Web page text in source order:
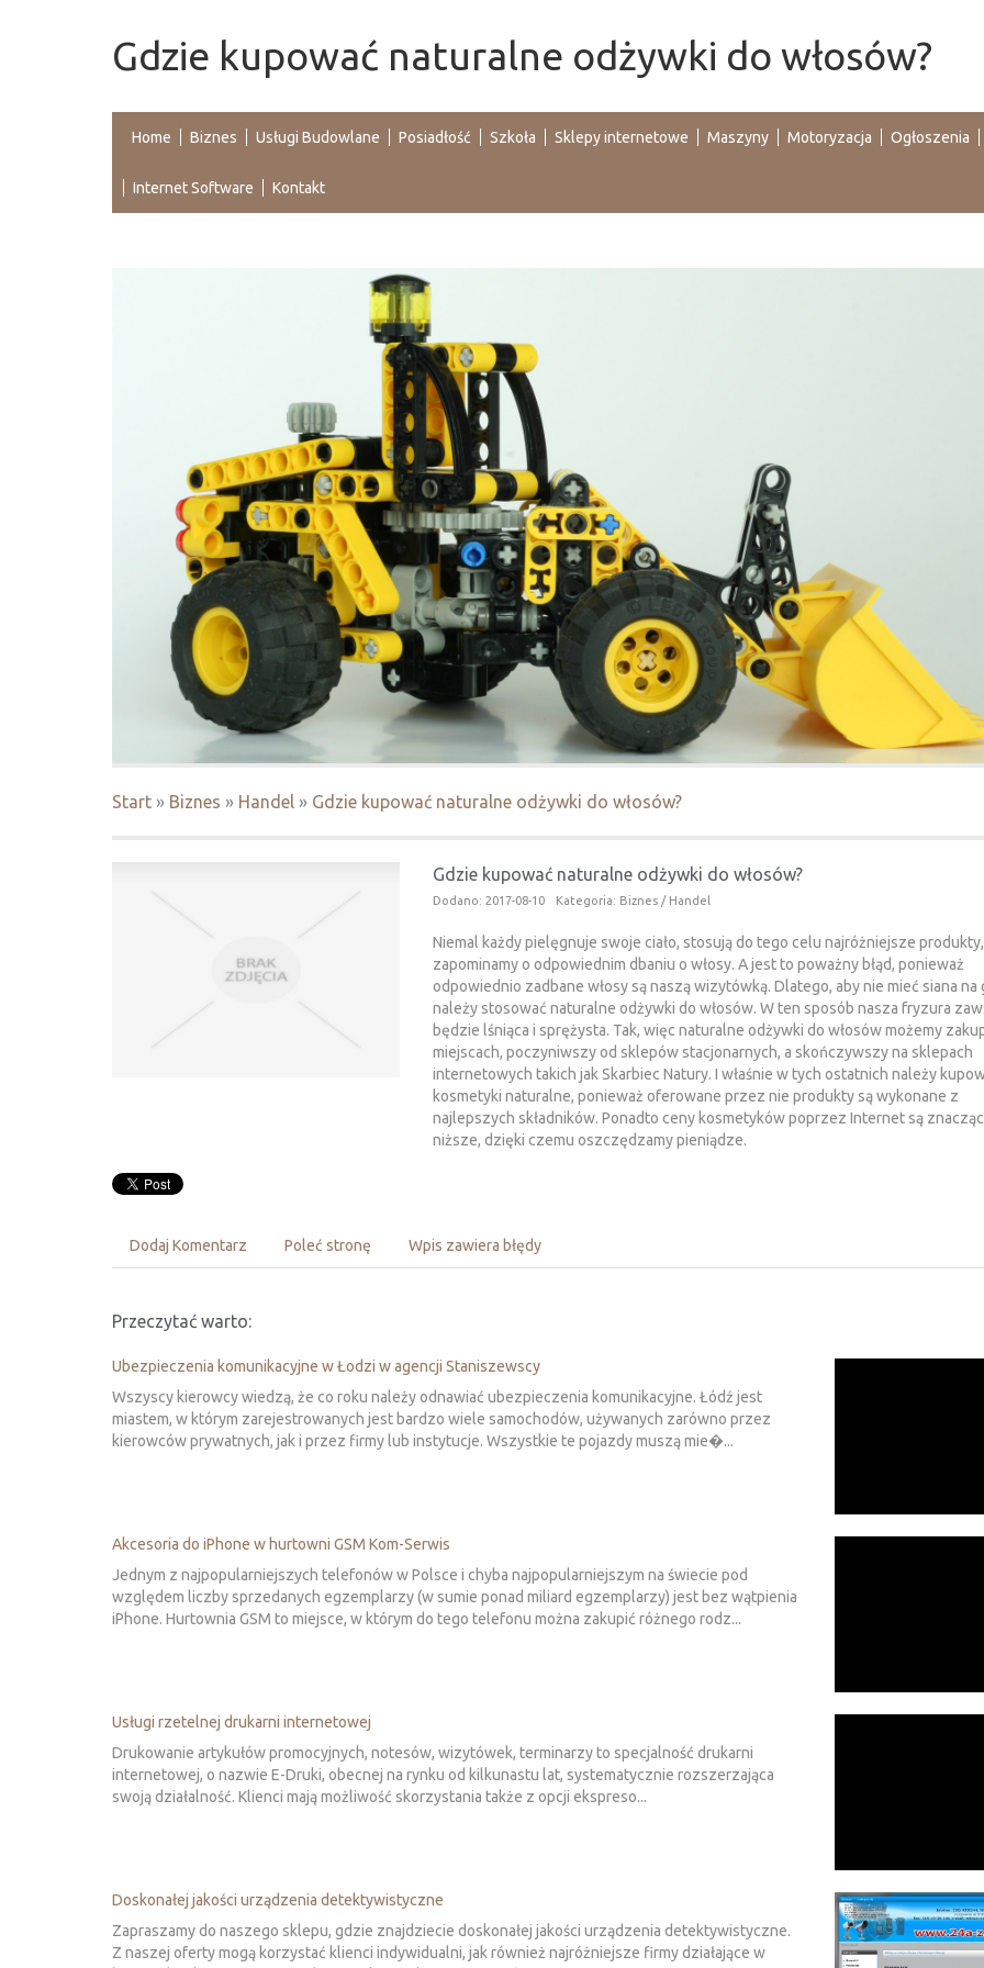
Gdzie kupować naturalne odżywki do włosów?
Home Biznes Usługi Budowlane Posiadłość Szkoła Sklepy internetowe Maszyny Motoryzacja Ogłoszenia
Internet Software Kontakt
Start » Biznes » Handel » Gdzie kupować naturalne odżywki do włosów?
Gdzie kupować naturalne odżywki do włosów?
Dodano: 2017-08-10 Kategoria: Biznes / Handel
Niemal każdy pielęgnuje swoje ciało, stosują do tego celu najróżniejsze
zapominamy o odpowiednim dbaniu o włosy. A jest to poważny błąd, ponieważ
odpowiednio zadbane włosy są naszą wizytówką. Dlatego, aby nie mieć siana na
należy stosować naturalne odżywki do włosów. W ten sposób nasza fryzura
będzie lśniąca i sprężysta. Tak, więc naturalne odżywki do włosów możemy
miejscach, poczyniwszy od sklepów stacjonarnych, a skończywszy na sklepach
internetowych takich jak Skarbiec Natury. I właśnie w tych ostatnich należy
kosmetyki naturalne, ponieważ oferowane przez nie produkty są wykonane z
najlepszych składników. Ponadto ceny kosmetyków poprzez Internet są
niższe, dzięki czemu oszczędzamy pieniądze.
Dodaj Komentarz Poleć stronę Wpis zawiera błędy
Przeczytać warto:
Ubezpieczenia komunikacyjne w Łodzi w agencji Staniszewscy
Wszyscy kierowcy wiedzą, że co roku należy odnawiać ubezpieczenia komunikacyjne. Łódź jest
miastem, w którym zarejestrowanych jest bardzo wiele samochodów, używanych zarówno przez
kierowców prywatnych, jak i przez firmy lub instytucje. Wszystkie te pojazdy muszą mie�...
Akcesoria do iPhone w hurtowni GSM Kom-Serwis
Jednym z najpopularniejszych telefonów w Polsce i chyba najpopularniejszym na świecie pod
względem liczby sprzedanych egzemplarzy (w sumie ponad miliard egzemplarzy) jest bez wątpienia
iPhone. Hurtownia GSM to miejsce, w którym do tego telefonu można zakupić różnego rodz...
Usługi rzetelnej drukarni internetowej
Drukowanie artykułów promocyjnych, notesów, wizytówek, terminarzy to specjalność drukarni
internetowej, o nazwie E-Druki, obecnej na rynku od kilkunastu lat, systematycznie rozszerzająca
swoją działalność. Klienci mają możliwość skorzystania także z opcji ekspreso...
Doskonałej jakości urządzenia detektywistyczne
Zapraszamy do naszego sklepu, gdzie znajdziecie doskonałej jakości urządzenia detektywistyczne.
Z naszej oferty mogą korzystać klienci indywidualni, jak również najróżniejsze firmy działające w